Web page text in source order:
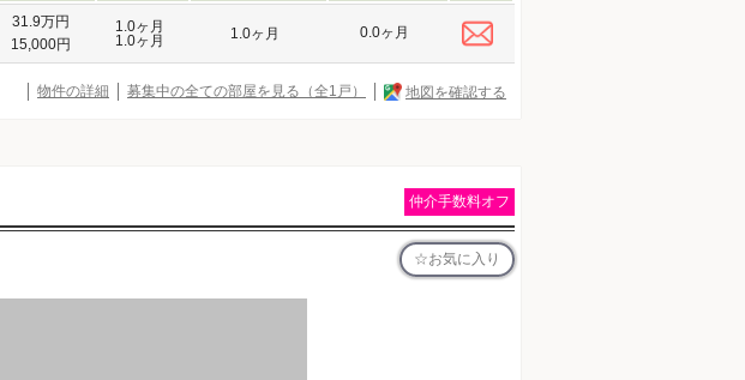
31.9万円
15,000円
1.0ヶ月
1.0ヶ月
1.0ヶ月 0.0ヶ月
物件の詳細 募集中の全ての部屋を見る（全1戸） 地図を確認する
仲介手数料オフ
お気に入り